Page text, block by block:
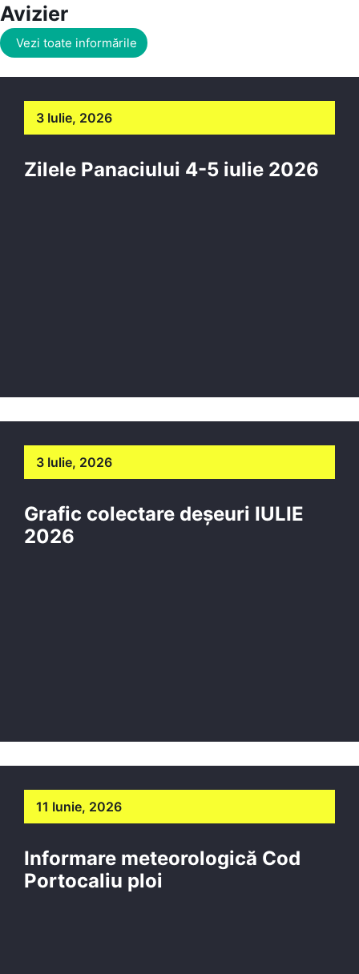
Avizier
Vezi toate informările
3 Iulie, 2026
Zilele Panaciului 4-5 iulie 2026
3 Iulie, 2026
Grafic colectare deșeuri IULIE
2026
11 Iunie, 2026
Informare meteorologică Cod
Portocaliu ploi